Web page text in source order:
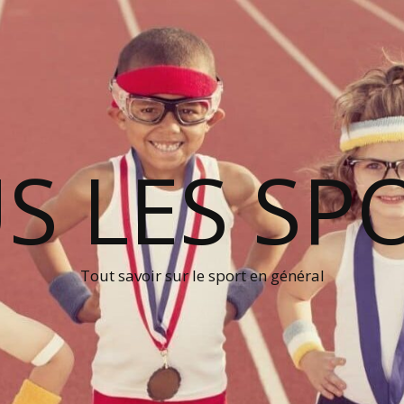
LES
Tout savoir sur le sport en général